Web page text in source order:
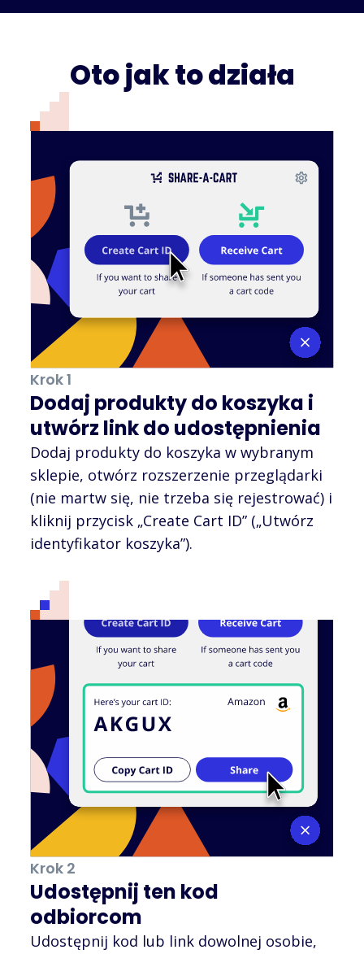
Oto jak to działa
Krok 1
Dodaj produkty do koszyka i
utwórz link do udostępnienia
Dodaj produkty do koszyka w wybranym
sklepie, otwórz rozszerzenie przeglądarki
(nie martw się, nie trzeba się rejestrować) i
kliknij przycisk „Create Cart ID” („Utwórz
identyfikator koszyka”).
Krok 2
Udostępnij ten kod
odbiorcom
Udostępnij kod lub link dowolnej osobie,